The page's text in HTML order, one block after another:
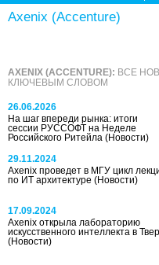
Axenix (Accenture)
AXENIX (ACCENTURE): ВСЕ
КЛЮЧЕВЫМ СЛОВОМ
26.06.2026
На шаг впереди рынка: итоги
сессии РУССОФТ на Неделе
Российского Ритейла (Новости)
29.11.2024
Axenix проведет в МГУ цикл
по ИТ архитектуре (Новости)
17.09.2024
Axenix открыла лабораторию
искусственного интеллекта в
(Новости)